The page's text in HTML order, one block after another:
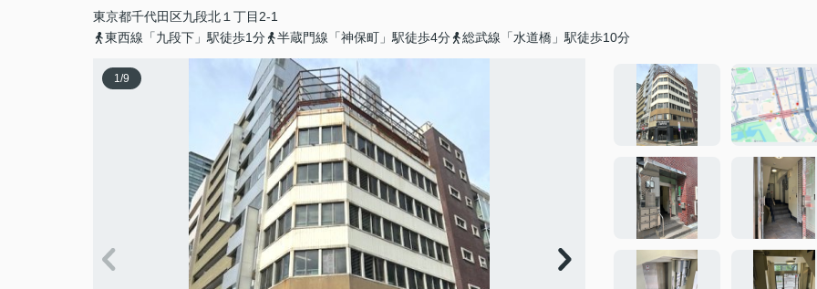
東京都千代田区九段北 １丁目2-1
東西線「九段下」駅徒歩1分
半蔵門線「神保町」駅徒歩4分 総武線「水道橋」駅徒歩10分
1/9